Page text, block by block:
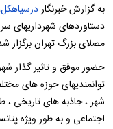
به گزارش خبرنگاردرسیاهکل
مصلای بزرگ تهران برگزار
حضور موفق و تاثیر گذار
توانمندیهای حوزه های
شهر ، جاذبه های تاریخی ،
اجتماعی و به طور ویژه